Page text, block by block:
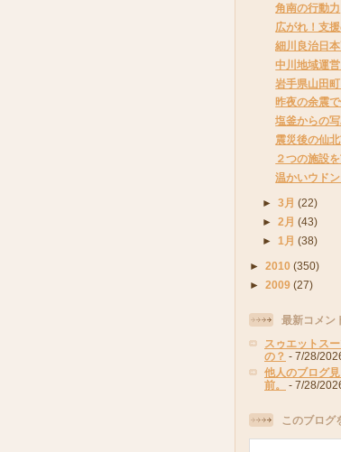
角南の行動力
広がれ！支
細川良治日
中川地域運
岩手県山田
昨夜の余震
塩釜からの
震災後の仙
２つの施設
温かいウド
►3月(22)
►2月(43)
► 1月(38)
► 2010 (350)
► 2009 (27)
最新コメン
スゥエットス
の？ - 7/28/
他人のブログ
前。
- 7/28/
このブログ